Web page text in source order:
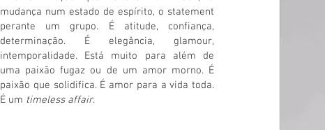
mudança num estado de espírito, o statement
perante um grupo. É atitude, confiança,
determinação. É elegância, glamour,
intemporalidade. Está muito para além de
uma paixão fugaz ou de um amor morno. É
paixão que solidifica. É amor para a vida toda.
É um timeless affair.